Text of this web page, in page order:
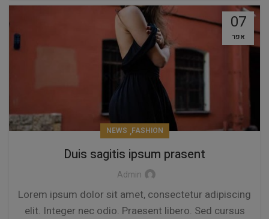
07
אפר
FASHION
,
NEWS
Duis sagitis ipsum prasent
Admin
Lorem ipsum dolor sit amet, consectetur adipiscing
elit. Integer nec odio. Praesent libero. Sed cursus